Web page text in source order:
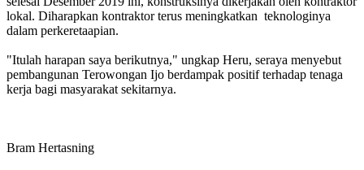
lokal. Diharapkan kontraktor terus meningkatkan teknologinya
dalam perkeretaapian.
"Itulah harapan saya berikutnya," ungkap Heru, seraya menyebut
pembangunan Terowongan Ijo berdampak positif terhadap tenaga
kerja bagi masyarakat sekitarnya.
Bram Hertasning